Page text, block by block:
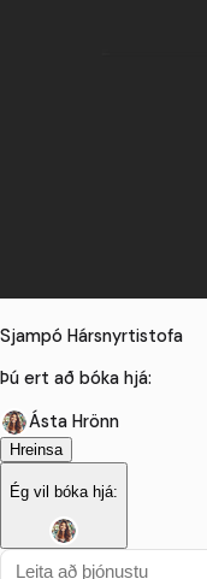
Sjampó Hársnyrtistofa
Þú ert að bóka hjá:
Ásta Hrönn
Hreinsa
Ég vil bóka hjá: